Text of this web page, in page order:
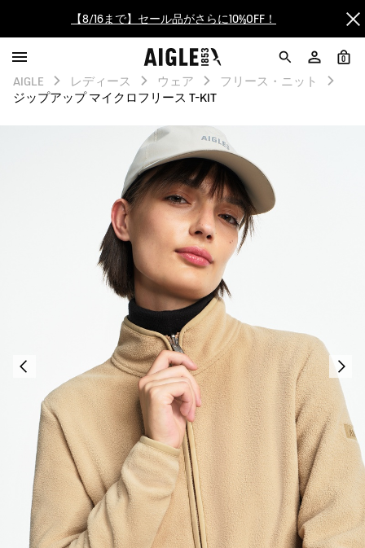
【最大50%OFF】FINAL SALEがスタート！
【8/16まで】セール品がさらに10%OFF！
【最大50%OFF】FINAL SALEがスタート！
ログイン/会員登録で送料＆返品無料
AIGLE CLUB ポイントサービス終了のお知らせ
0
AIGLE レディース ウェア
フリース・ニット
ジップアップ マイクロフリース T-KIT